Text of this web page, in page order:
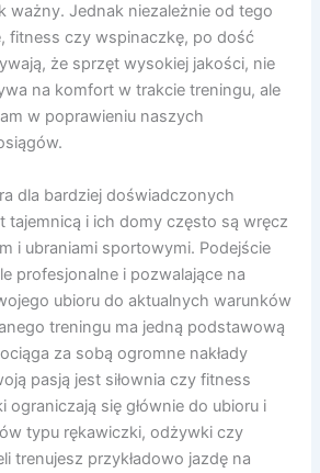
ważny. Jednak niezależnie od tego
fitness czy wspinaczkę, po dość
że sprzęt wysokiej jakości, nie
na komfort w trakcie treningu, ale
w poprawieniu naszych
dla bardziej doświadczonych
tajemnicą i ich domy często są wręcz
i ubraniami sportowymi. Podejście
profesjonalne i pozwalające na
ubioru do aktualnych warunków
treningu ma jedną podstawową
za sobą ogromne nakłady
pasją jest siłownia czy fitness
się głównie do ubioru i
typu rękawiczki, odżywki czy
trenujesz przykładowo jazdę na